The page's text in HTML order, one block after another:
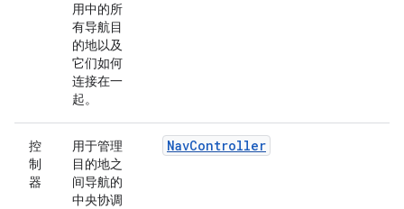
用中的所
有导航目
的地以及
它们如何
连接在一
起。
控
制
器
用于管理
目的地之
间导航的
中央协调
NavController